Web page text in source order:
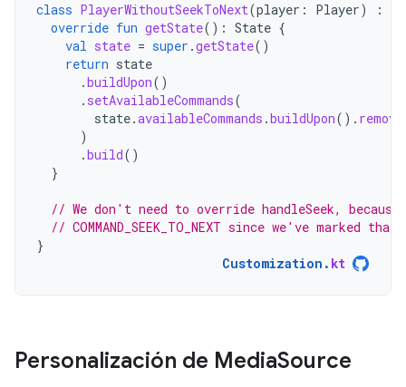
class PlayerWithoutSeekToNext(player : Player) :
override fun getState(): State {
val state = super .getState()
return state
.buildUpon()
. setAvailableCommands(
state.availableCommands .buildUpon(). remove
)
.build()
}
// We don't need to override handleSeek,
// COMMAND_SEEK_TO_NEXT since we've marked
}
Customization . kt
Personalización de MediaSource